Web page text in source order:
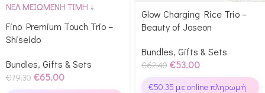
ΝΕΑ ΜΕΙΩΜΕΝΗ ΤΙΜΗ ↓
Fino Premium Touch Trio –
Shiseido
Bundles, Gifts & Sets
€79.30 €65.00
Glow Charging Rice Trio –
Beauty of Joseon
Bundles, Gifts & Sets
€62.40 €53.00
€50.35 με online πληρωμή